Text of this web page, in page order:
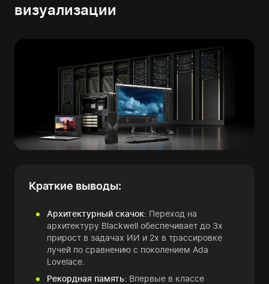
визуализации
Краткие выводы:
Архитектурный скачок: Переход на
архитектуру Blackwell обеспечивает до 3х
прирост в задачах ИИ и 2х в трассировке
лучей по сравнению с поколением Ada
Lovelace.
Рекордная память: Впервые в классе